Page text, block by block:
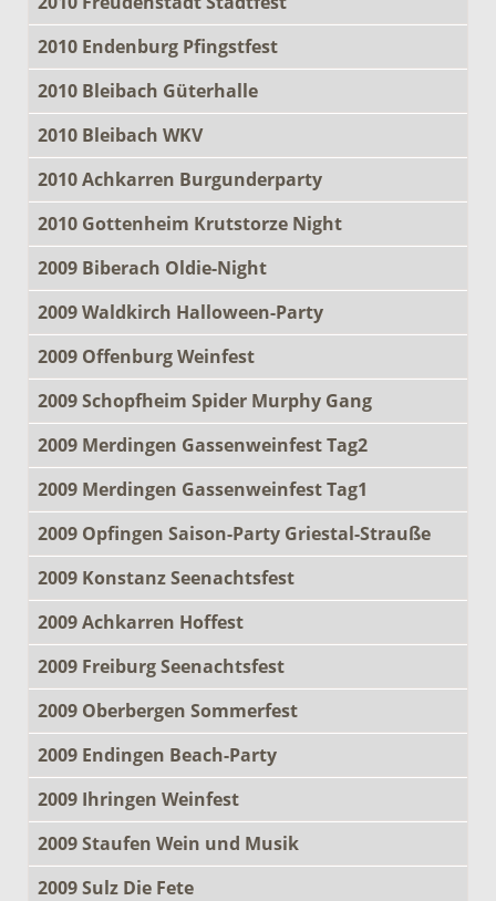
2010 Endenburg Pfingstfest
2010 Bleibach Güterhalle
2010 Bleibach WKV
2010 Achkarren Burgunderparty
2010 Gottenheim Krutstorze Night
2009 Biberach Oldie-Night
2009 Waldkirch Halloween-Party
2009 Offenburg Weinfest
2009 Schopfheim Spider Murphy Gang
2009 Merdingen Gassenweinfest Tag2
2009 Merdingen Gassenweinfest Tag1
2009 Opfingen Saison-Party Griestal-Strauße
2009 Konstanz Seenachtsfest
2009 Achkarren Hoffest
2009 Freiburg Seenachtsfest
2009 Oberbergen Sommerfest
2009 Endingen Beach-Party
2009 Ihringen Weinfest
2009 Staufen Wein und Musik
2009 Sulz Die Fete